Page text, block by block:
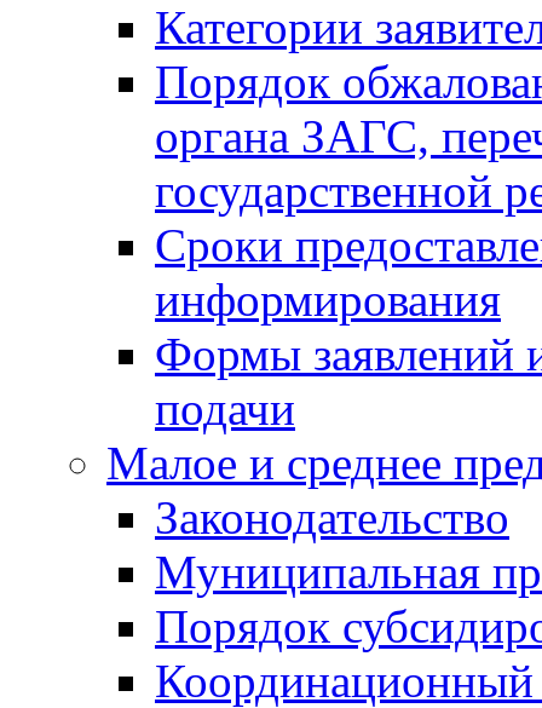
Категории
Порядок
органа ЗАГС,
государственной
Сроки
информирования
Формы заявлений
подачи
Малое и среднее
Законодательство
Муниципальная
Порядок
Координационный